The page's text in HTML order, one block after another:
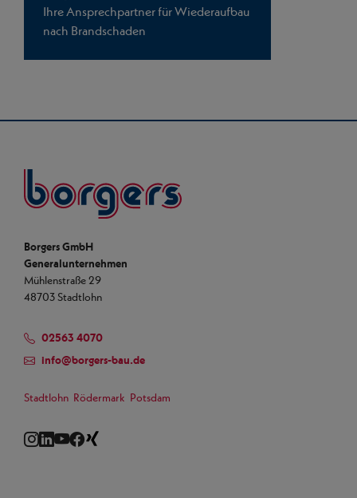
Ihre Ansprechpartner für Wiederaufbau
nach Brandschaden
Borgers GmbH
Generalunternehmen
Mühlenstraße 29
48703 Stadtlohn
02563 4070
info@borgers-bau.de
Stadtlohn Rödermark Potsdam
Instagram
LinkedIn
YouTube
Facebook